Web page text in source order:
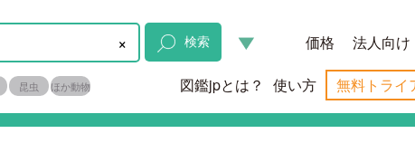
× 検索
昆虫 ほか動物
価格 法人向け
図鑑jpとは？ 使い方 無料トライ